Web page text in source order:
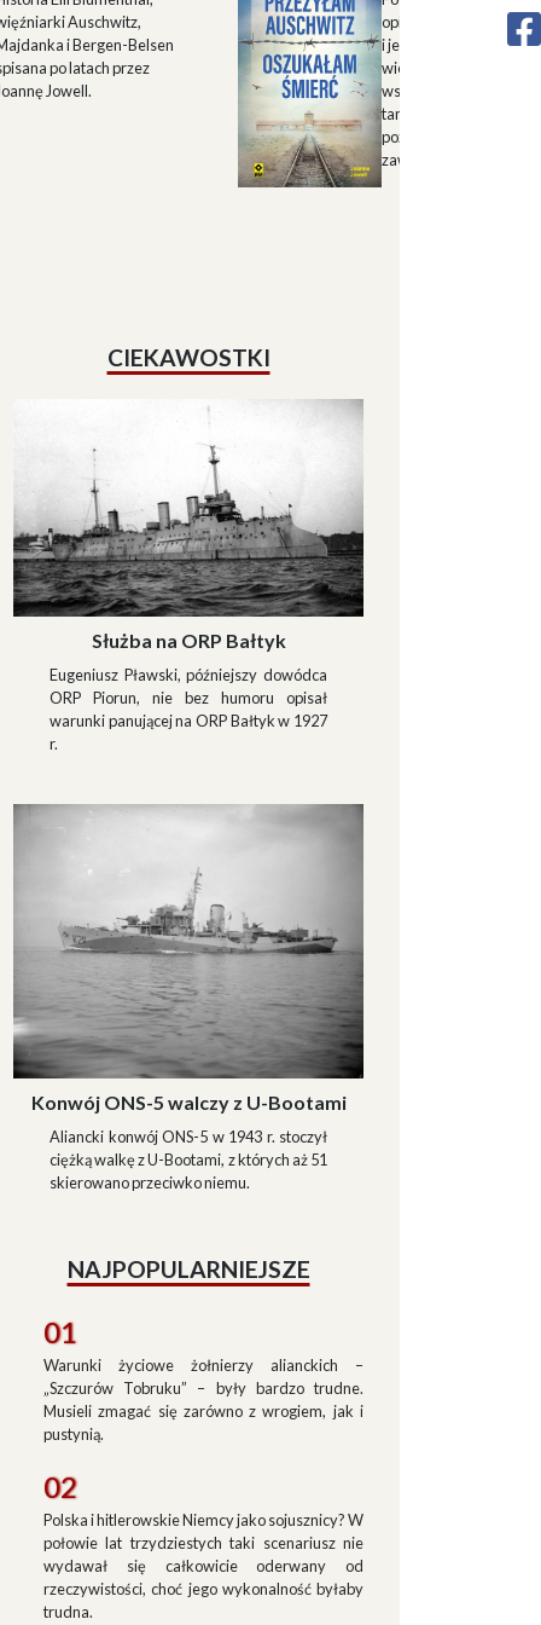
Auschwitz,
i Bergen-Belsen
po latach przez
Jowell.
opisu historii Górnego
i jego mieszkańców w
wieku oraz zapisu
wspomnień
tamtych terenów, które
pozwalają lepiej
zawiłe koleje losu
CIEKAWOSTKI
Służba na ORP Bałtyk
Eugeniusz Pławski, późniejszy dowódca
ORP Piorun, nie bez humoru opisał
warunki panującej na ORP Bałtyk w 1927
r.
Konwój ONS-5 walczy z U-Bootami
Aliancki konwój ONS-5 w 1943 r. stoczył
ciężką walkę z U-Bootami, z których aż 51
skierowano przeciwko niemu.
NAJPOPULARNIEJSZE
01
Warunki życiowe żołnierzy alianckich –
„Szczurów Tobruku” – były bardzo trudne.
Musieli zmagać się zarówno z wrogiem, jak i
pustynią.
02
Polska i hitlerowskie Niemcy jako sojusznicy? W
połowie lat trzydziestych taki scenariusz nie
wydawał się całkowicie oderwany od
rzeczywistości, choć jego wykonalność byłaby
trudna.